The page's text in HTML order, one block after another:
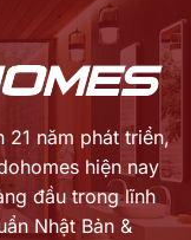
21 năm phát triển,
hiện nay
đầu trong lĩnh
Nhật Bản &